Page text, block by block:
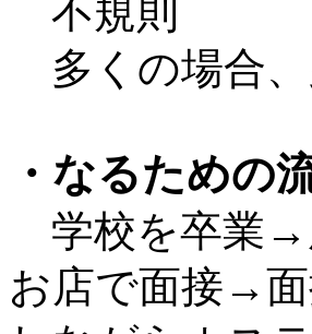
不規則
多くの場合、
・なるための
学校を卒業→
お店で面接→